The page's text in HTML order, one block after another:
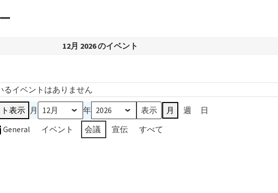
12月 2026 のイベント
るイベントはありません
表示 月 年 月 週
日
General イベント 会議 宣伝 すべて